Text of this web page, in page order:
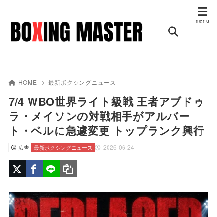
HOME 最新ボクシングニュース
7/4 WBO世界ライト級戦 王者アブドゥ
ラ・メイソンの対戦相手がアルバー
ト・ベルに急遽変更 トップランク興行
広告 2026-06-24
最新ボクシングニュース